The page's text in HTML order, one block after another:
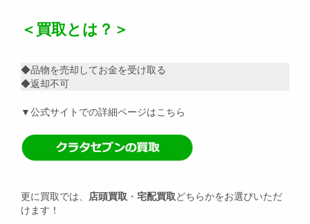
＜買取とは？＞
◆品物を売却してお金を受け取る
◆返却不可
▼公式サイトでの詳細ページはこちら
更に買取では、 店頭買取 ・ 宅配買取どちらかをお選びいただ
けます！